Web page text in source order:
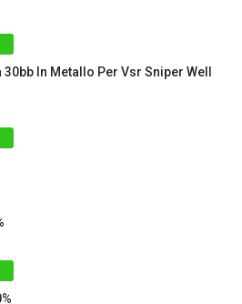
In Metallo Per Vsr Sniper Well